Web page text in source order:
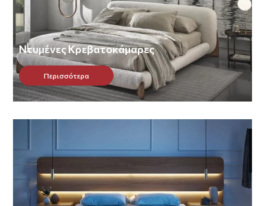
Ντυμένες Κρεβατοκάμαρες
Περισσότερα